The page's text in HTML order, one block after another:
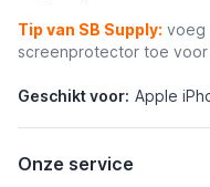
Tip van SB Supply: voeg
screenprotector toe
Geschikt voor: Apple
Onze service